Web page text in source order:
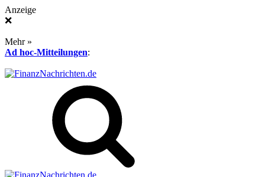
Anzeige
❌
Mehr »
Ad hoc-Mitteilungen: